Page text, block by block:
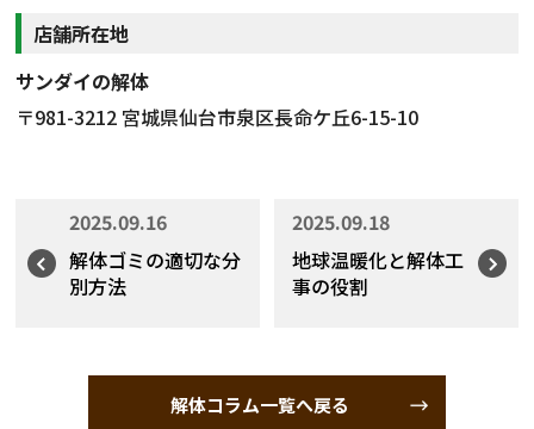
店舗所在地
サンダイの解体
〒981-3212 宮城県仙台市泉区長命ケ丘6-15-10
2025.09.16
解体ゴミの適切な分
別方法
2025.09.18
地球温暖化と解体工
事の役割
解体コラム一覧へ戻る